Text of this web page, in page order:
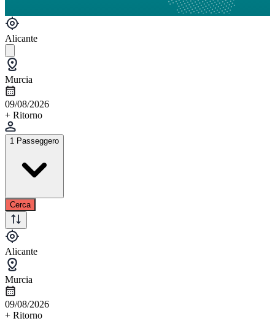
Alicante
Murcia
09/08/2026
+ Ritorno
1 Passeggero
Cerca
Alicante
Murcia
09/08/2026
+ Ritorno